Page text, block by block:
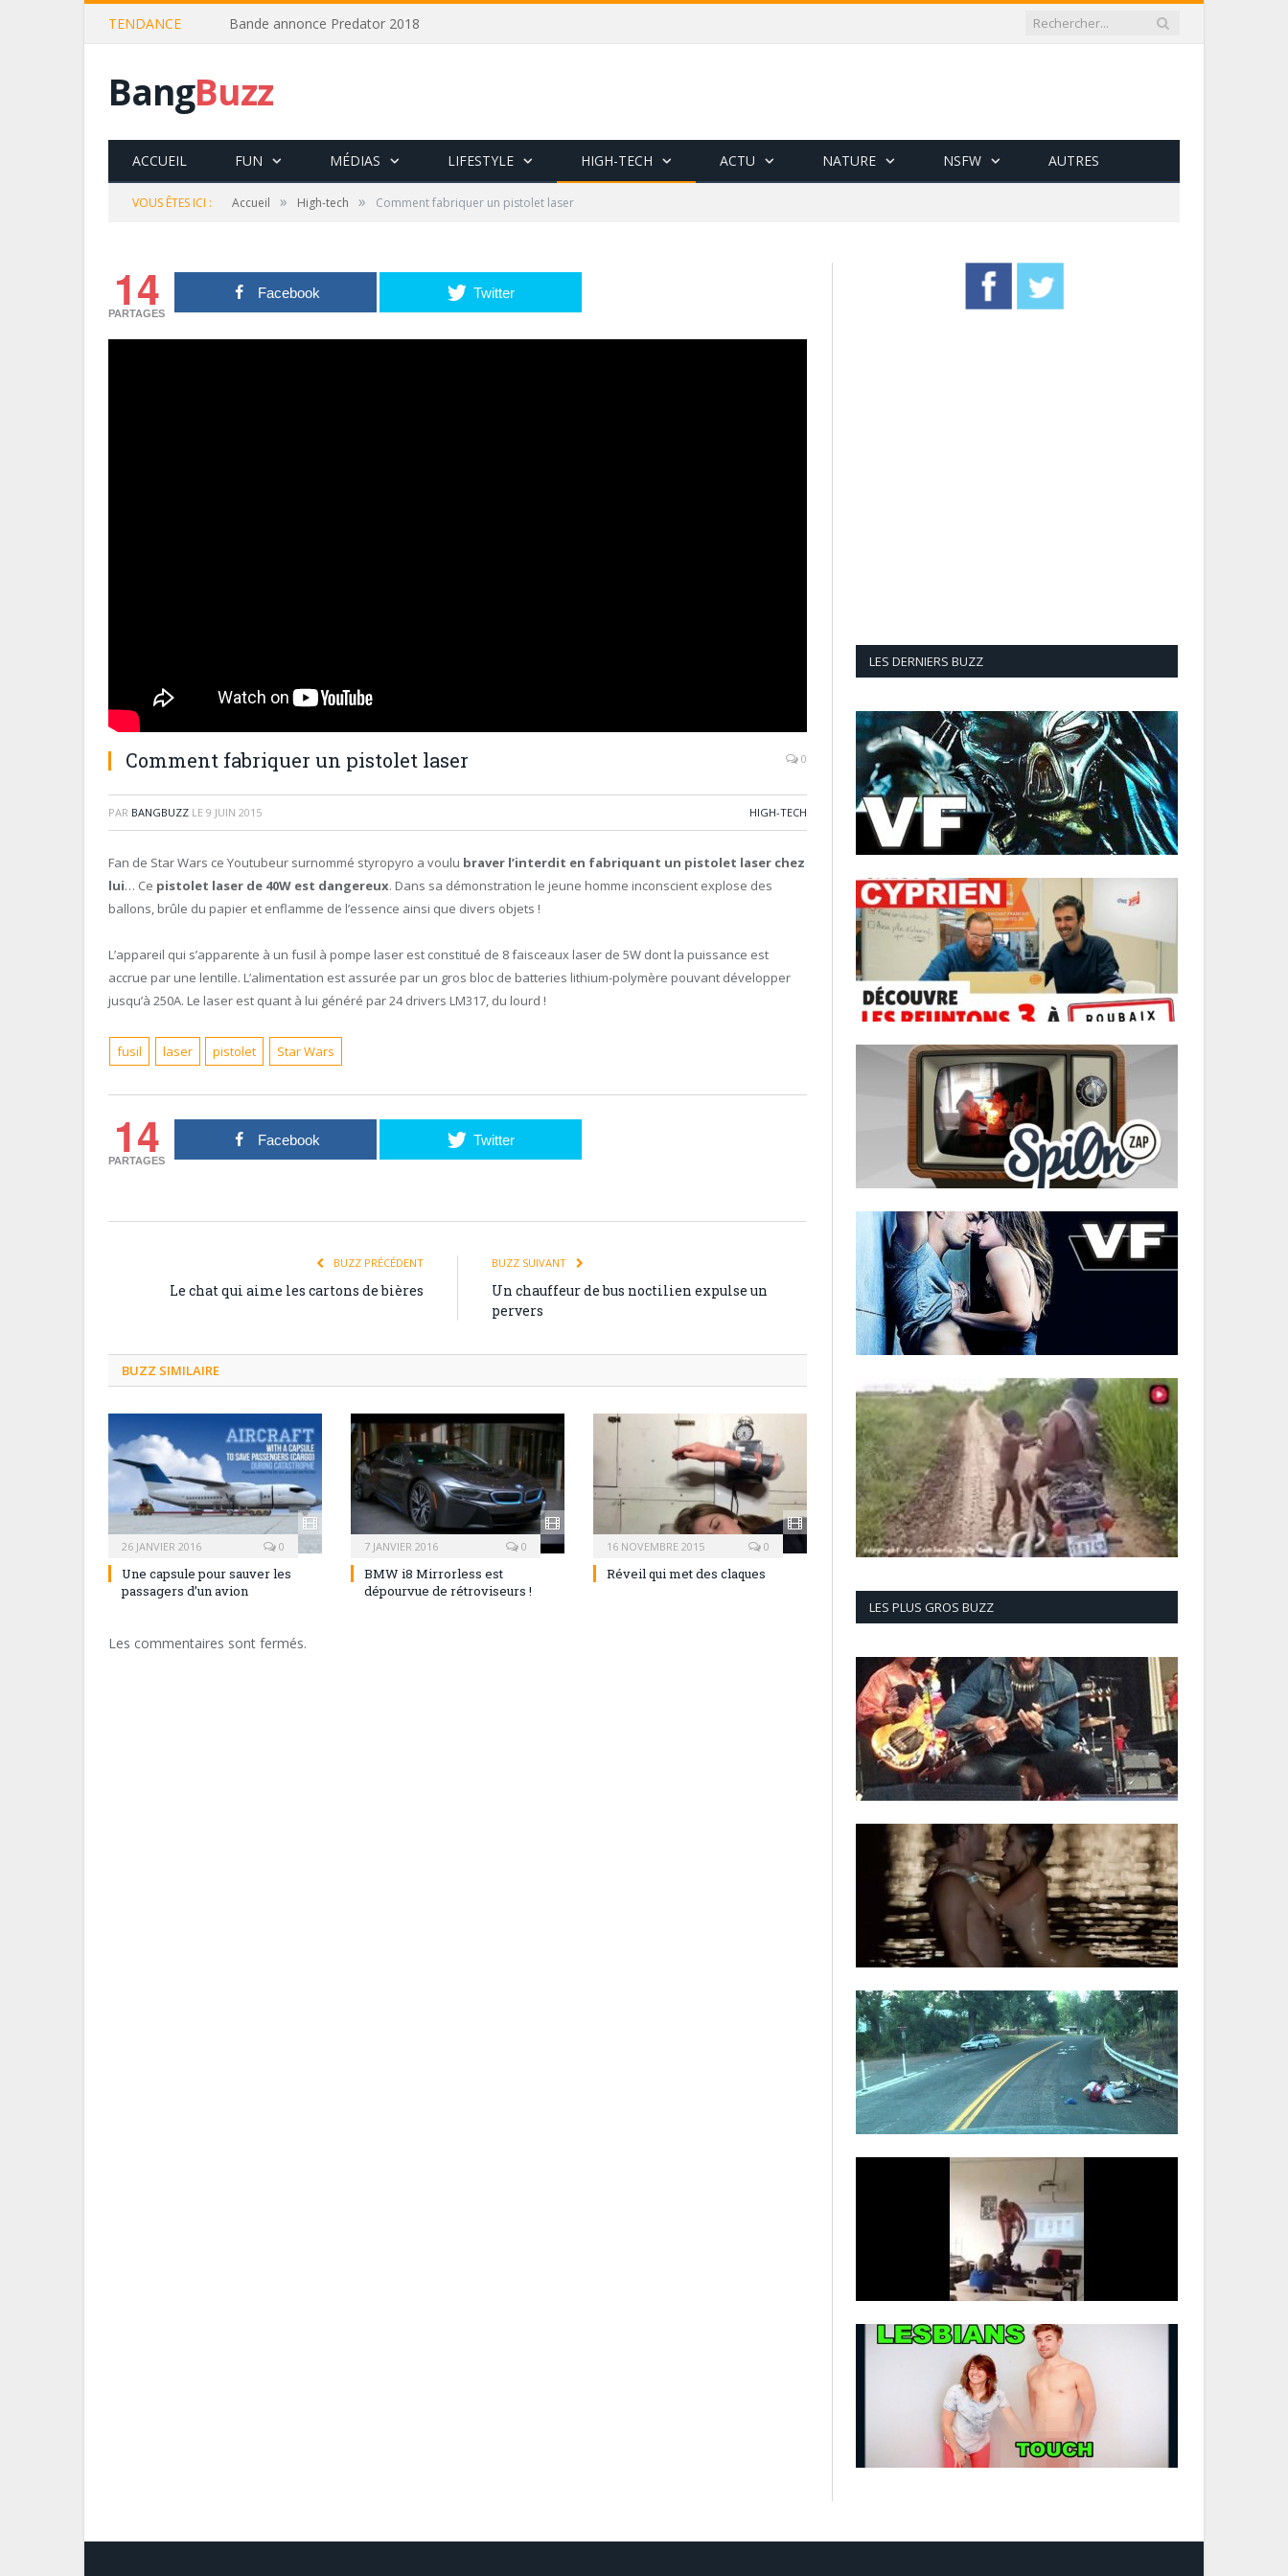
TENDANCE Bande annonce Predator 2018
BangBuzz
ACCUEIL FUN MÉDIAS LIFESTYLE HIGH-TECH ACTU NATURE NSFW AUTRES
VOUS ÊTES ICI : Accueil » High-tech » Comment fabriquer un pistolet laser
14
PARTAGES
Facebook Twitter
Comment fabriquer un pistolet laser 0
PAR BANGBUZZ LE 9 JUIN 2015 HIGH-TECH
Fan de Star Wars ce Youtubeur surnommé styropyro a voulu braver l’interdit en fabriquant un pistolet laser chez
lui… Ce pistolet laser de 40W est dangereux. Dans sa démonstration le jeune homme inconscient explose des
ballons, brûle du papier et enflamme de l’essence ainsi que divers objets !
L’appareil qui s’apparente à un fusil à pompe laser est constitué de 8 faisceaux laser de 5W dont la puissance est
accrue par une lentille. L’alimentation est assurée par un gros bloc de batteries lithium-polymère pouvant développer
jusqu’à 250A. Le laser est quant à lui généré par 24 drivers LM317, du lourd !
fusil laser pistolet Star Wars
14
PARTAGES
Facebook Twitter
BUZZ PRÉCÉDENT
Le chat qui aime les cartons de bières
BUZZ SUIVANT
Un chauffeur de bus noctilien expulse un
pervers
BUZZ SIMILAIRE
26 JANVIER 2016 0
Une capsule pour sauver les
passagers d’un avion
7 JANVIER 2016 0
BMW i8 Mirrorless est
dépourvue de rétroviseurs !
16 NOVEMBRE 2015 0
Réveil qui met des claques
Les commentaires sont fermés.
LES DERNIERS BUZZ
LES PLUS GROS BUZZ